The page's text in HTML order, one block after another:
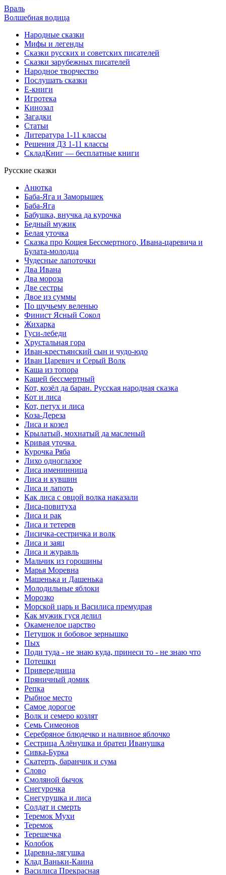
Враль
Волшебная водица
Народные сказки
Мифы и легенды
Сказки русских и советских писателей
Сказки зарубежных писателей
Народное творчество
Послушать сказки
Е-книги
Игротека
Кинозал
Загадки
Статьи
Литература 1-11 классы
Решения ДЗ 1-11 классы
СкладКниг — бесплатные книги
Русские сказки
Анютка
Баба-Яга и Заморышек
Баба-Яга
Бабушка, внучка да курочка
Бедный мужик
Белая уточка
Сказка про Кощея Бессмертного, Ивана-царевича и
Булата-молодца
Чудесные лапоточки
Два Ивана
Два мороза
Две сестры
Двое из суммы
По щучьему веленью
Финист Ясный Сокол
Жихарка
Гуси-лебеди
Хрустальная гора
Иван-крестьянский сын и чудо-юдо
Иван Царевич и Серый Волк
Каша из топора
Кащей бессмертный
Кот, козёл да баран. Русская народная сказка
Кот и лиса
Кот, петух и лиса
Коза-Дереза
Лиса и козел
Крылатый, мохнатый да масленый
Кривая уточка
Курочка Ряба
Лихо одноглазое
Лиса именинница
Лиса и кувшин
Лиса и лапоть
Как лиса с овцой волка наказали
Лиса-повитуха
Лиса и рак
Лиса и тетерев
Лисичка-сестричка и волк
Лиса и заяц
Лиса и журавль
Мальчик из горошины
Марья Моревна
Машенька и Дашенька
Молодильные яблоки
Морозко
Морской царь и Василиса премудрая
Как мужик гуся делил
Окаменелое царство
Петушок и бобовое зернышко
Пых
Поди туда - не знаю куда, принеси то - не знаю что
Потешки
Привередница
Пряничный домик
Репка
Рыбное место
Самое дорогое
Волк и семеро козлят
Семь Симеонов
Серебряное блюдечко и наливное яблочко
Сестрица Алёнушка и братец Иванушка
Сивка-Бурка
Скатерть, баранчик и сума
Слово
Смоляной бычок
Снегурочка
Снегурушка и лиса
Солдат и смерть
Теремок Мухи
Теремок
Терешечка
Колобок
Царевна-лягушка
Клад Ваньки-Каина
Василиса Прекрасная